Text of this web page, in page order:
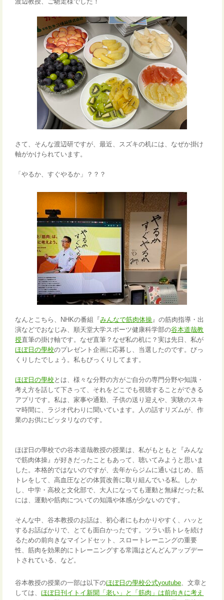
さて、そんな渡辺研ですが、最近、スズキの机には、なぜか掛け
軸がかけられています。
「やるか、すぐやるか」？？？
なんとこちら、 NHKの番組『みんなで筋肉体操』の筋肉指導・出
演などでおなじみ、 順天堂大学スポーツ健康科学部の谷本道哉教
授直筆の掛け軸です。なぜ直筆？なぜ私の机に？実は先日、私が
ほぼ日の學校のプレゼント企画に応募し、当選したのです。びっ
くりしたでしょう。私もびっくりしてます。
ほぼ日の學校 とは、様々な分野の方がご自分の専門分野や知識・
考え方を話して下さって、それをどこでも視聴することができる
アプリです。私は、家事や通勤、子供の送り迎えや、実験のスキ
マ時間に、ラジオ代わりに聞いています。人の話すリズムが、作
業のお供にピッタリなのです。
ほぼ日の學校での谷本道哉教授の授業は、私がもともと
『みんな
で筋肉体操』 が好きだったこともあって、聴いてみようと思いま
した。本格的ではないのですが、去年からジムに通いはじめ、筋
トレをして、高血圧などの体質改善に取り組んでいる私。しか
し、中学・高校と文化部で、大人になっても運動と無縁だった私
には、運動や筋肉についての知識や体感が少ないのです。
そんな中、谷本教授のお話は、初心者にもわかりやすく、ハッと
するお話ばかりで、とても面白かったです。ツラい筋トレを続け
るための前向きなマインドセット、スロートレーニングの重要
性、筋肉を効果的にトレーニングする常識はどんどんアップデー
トされている、など。
谷本教授の授業の一部は以下のほぼ日の學校公式youtube、文章と
しては、ほぼ日刊イトイ新聞「老い」と「筋肉」は前向きに考え